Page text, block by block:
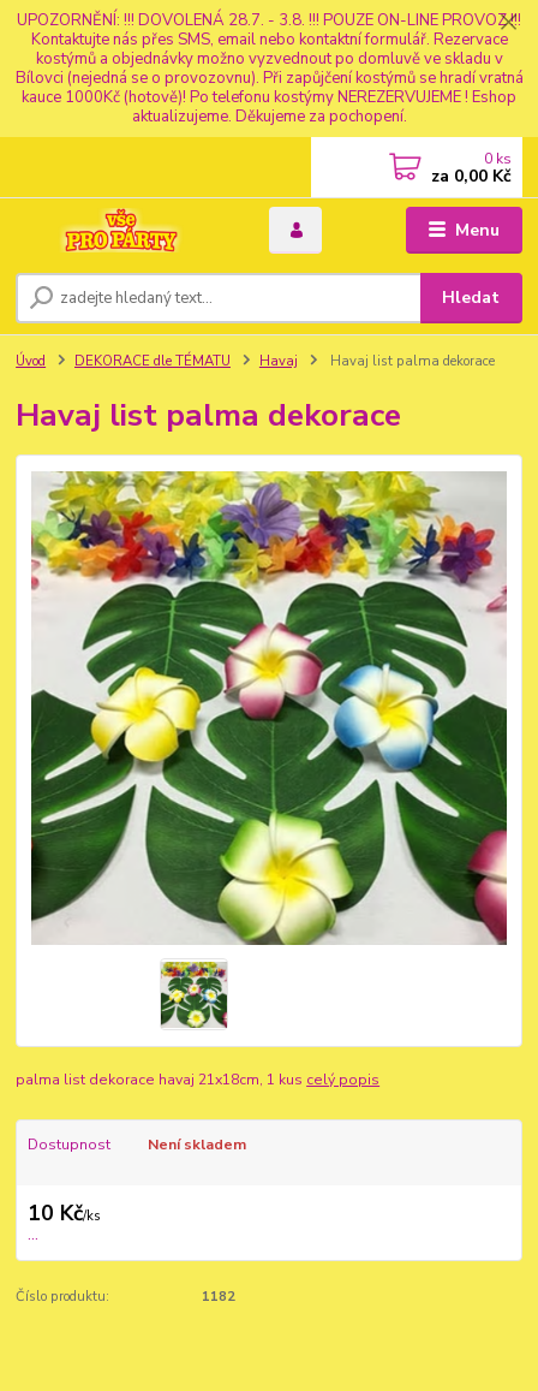
UPOZORNĚNÍ: !!! DOVOLENÁ 28.7. - 3.8. !!! POUZE ON-LINE PROVOZ !!!
Kontaktujte nás přes SMS, email nebo kontaktní formulář. Rezervace
kostýmů a objednávky možno vyzvednout po domluvě ve skladu v
Bílovci (nejedná se o provozovnu). Při zapůjčení kostýmů se hradí vratná
kauce 1000Kč (hotově)! Po telefonu kostýmy NEREZERVUJEME ! Eshop
aktualizujeme. Děkujeme za pochopení.
Menu
Hledat
0 ks
za 0,00 Kč
Úvod DEKORACE dle TÉMATU Havaj Havaj list palma dekorace
Havaj list palma dekorace
palma list dekorace havaj 21x18cm, 1 kus celý popis
Dostupnost Není skladem
10 Kč/ks
...
Číslo produktu: 1182